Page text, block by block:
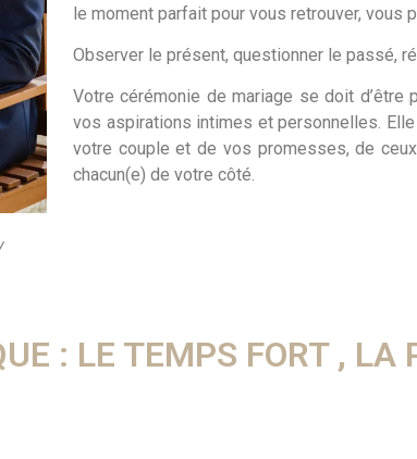
le moment parfait pour vous retrouver, vous
Observer le présent, questionner le passé,
Votre cérémonie de mariage se doit
vos aspirations intimes et personnelles.
votre couple et de vos promesses, de
chacun(e) de votre côté.
: LE TEMPS FORT , LA